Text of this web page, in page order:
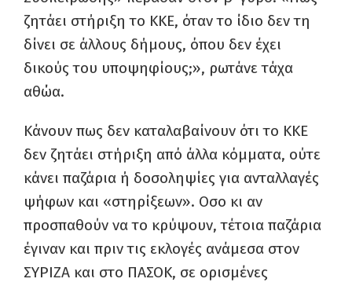
ζητάει στήριξη το ΚΚΕ, όταν το ίδιο δεν τη
δίνει σε άλλους δήμους, όπου δεν έχει
δικούς του υποψηφίους;», ρωτάνε τάχα
αθώα.
Κάνουν πως δεν καταλαβαίνουν ότι το ΚΚΕ
δεν ζητάει στήριξη από άλλα κόμματα, ούτε
κάνει παζάρια ή δοσοληψίες για ανταλλαγές
ψήφων και «στηρίξεων». Οσο κι αν
προσπαθούν να το κρύψουν, τέτοια παζάρια
έγιναν και πριν τις εκλογές ανάμεσα στον
ΣΥΡΙΖΑ και στο ΠΑΣΟΚ, σε ορισμένες